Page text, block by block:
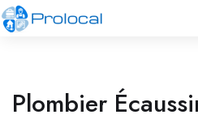
Plombier